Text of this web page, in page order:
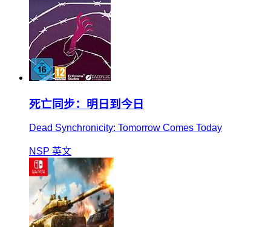
死亡同步：明日到今日
Dead Synchronicity: Tomorrow Comes Today
NSP 英文